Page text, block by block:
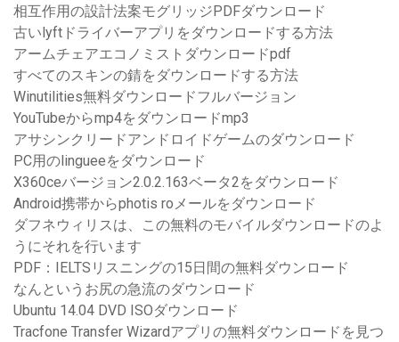
相互作用の設計法案モグリッジPDFダウンロード
古いlyftドライバーアプリをダウンロードする方法
アームチェアエコノミストダウンロードpdf
すべてのスキンの錆をダウンロードする方法
Winutilities無料ダウンロードフルバージョン
YouTubeからmp4をダウンロードmp3
アサシンクリードアンドロイドゲームのダウンロード
PC用のlingueeをダウンロード
X360ceバージョン2.0.2.163ベータ2をダウンロード
Android携帯からphotis roメールをダウンロード
ダフネウィリスは、この無料のモバイルダウンロードのよ
うにそれを行います
PDF：IELTSリスニングの15日間の無料ダウンロード
なんというお尻の急流のダウンロード
Ubuntu 14.04 DVD ISOダウンロード
Tracfone Transfer Wizardアプリの無料ダウンロードを見つ